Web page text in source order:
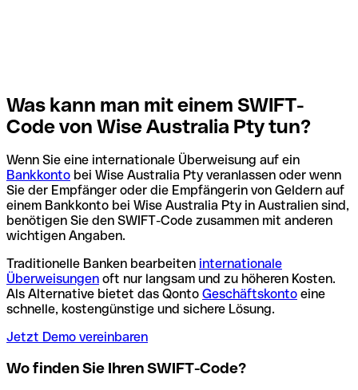
Was kann man mit einem SWIFT-
Code von Wise Australia Pty tun?
Wenn Sie eine internationale Überweisung auf ein
Bankkonto bei Wise Australia Pty veranlassen oder wenn
Sie der Empfänger oder die Empfängerin von Geldern auf
einem Bankkonto bei Wise Australia Pty in Australien sind,
benötigen Sie den SWIFT-Code zusammen mit anderen
wichtigen Angaben.
Traditionelle Banken bearbeiten internationale
Überweisungen oft nur langsam und zu höheren Kosten.
Als Alternative bietet das Qonto Geschäftskonto eine
schnelle, kostengünstige und sichere Lösung.
Jetzt Demo vereinbaren
Wo finden Sie Ihren SWIFT-Code?